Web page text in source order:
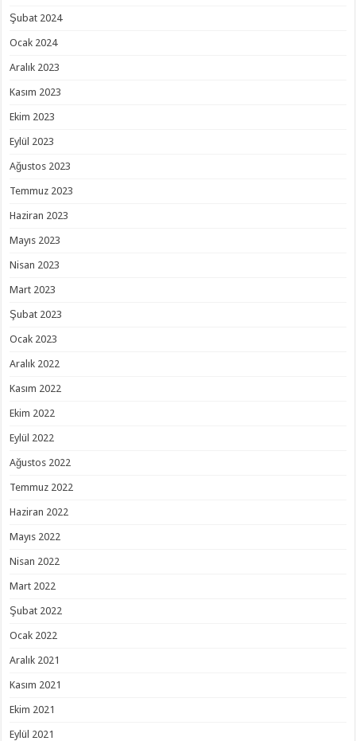
Şubat 2024
Ocak 2024
Aralık 2023
Kasım 2023
Ekim 2023
Eylül 2023
Ağustos 2023
Temmuz 2023
Haziran 2023
Mayıs 2023
Nisan 2023
Mart 2023
Şubat 2023
Ocak 2023
Aralık 2022
Kasım 2022
Ekim 2022
Eylül 2022
Ağustos 2022
Temmuz 2022
Haziran 2022
Mayıs 2022
Nisan 2022
Mart 2022
Şubat 2022
Ocak 2022
Aralık 2021
Kasım 2021
Ekim 2021
Eylül 2021